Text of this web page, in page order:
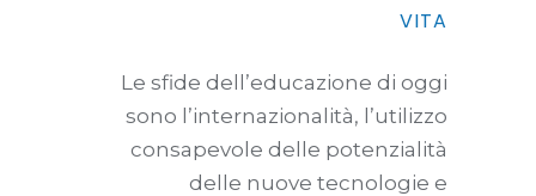
VITA
Le sfide dell’educazione di oggi
sono l’internazionalità, l’utilizzo
consapevole delle potenzialità
delle nuove tecnologie e